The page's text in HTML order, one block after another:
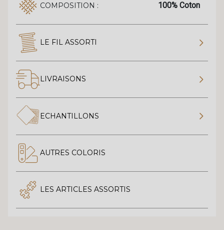
COMPOSITION : 100% Coton
LE FIL ASSORTI
LIVRAISONS
ECHANTILLONS
AUTRES COLORIS
LES ARTICLES ASSORTIS